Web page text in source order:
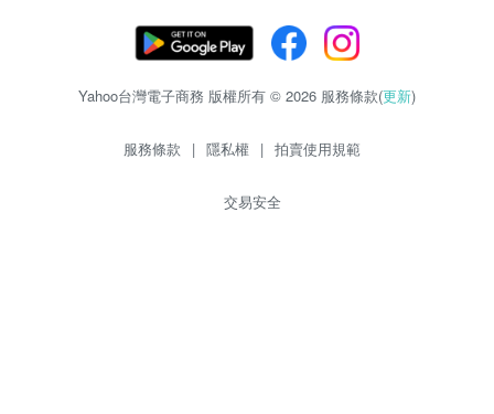
Yahoo台灣電子商務 版權所有 © 2026 服務條款(更新)
服務條款 | 隱私權 | 拍賣使用規範
交易安全